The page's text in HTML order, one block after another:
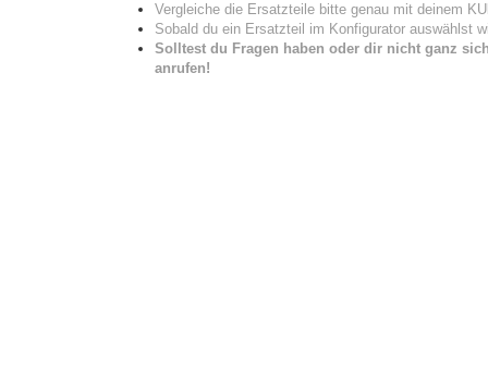
Vergleiche die Ersatzteile bitte genau mit deinem
Sobald du ein Ersatzteil im Konfigurator auswählst
Solltest du Fragen haben oder dir nicht ganz
anrufen!